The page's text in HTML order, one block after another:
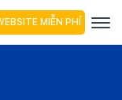
MIỄN PHÍ